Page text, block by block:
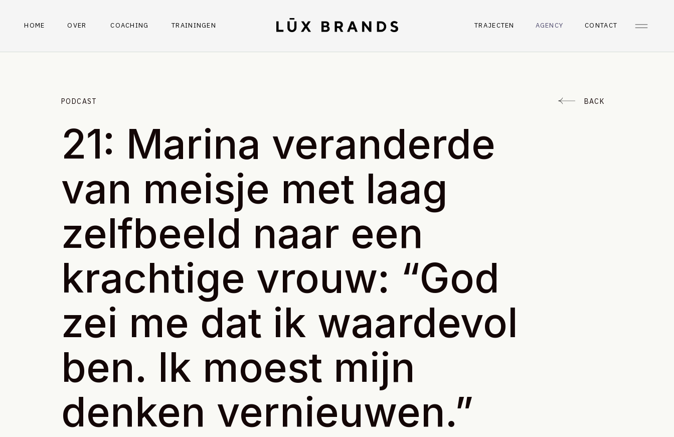
HOME OVER CONTACT
AGENCY
TRAJECTEN
COACHING TRAININGEN
BACK
PODCAST
21: Marina veranderde
van meisje met laag
zelfbeeld naar een
krachtige vrouw: “God
zei me dat ik waardevol
ben. Ik moest mijn
denken vernieuwen.”